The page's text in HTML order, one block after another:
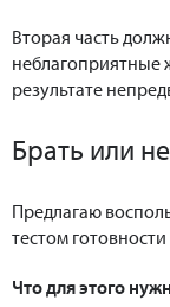
Вторая часть
неблагоприятные
результате
Брать или
Предлагаю
тестом
Что для этого